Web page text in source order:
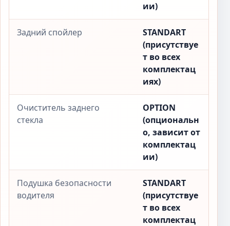
ии)
Задний спойлер
STANDART
(присутствуе
т во всех
комплектац
иях)
Очиститель заднего
стекла
OPTION
(опциональн
о, зависит от
комплектац
ии)
Подушка безопасности
водителя
STANDART
(присутствуе
т во всех
комплектац